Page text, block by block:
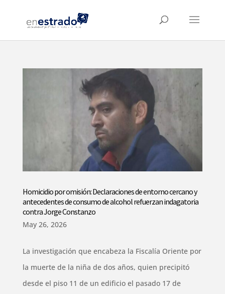
Homicidio por omisión: Declaraciones de entorno cercano y
antecedentes de consumo de alcohol refuerzan indagatoria
contra Jorge Constanzo
May 26, 2026
La investigación que encabeza la Fiscalía Oriente por
la muerte de la niña de dos años, quien precipitó
desde el piso 11 de un edificio el pasado 17 de